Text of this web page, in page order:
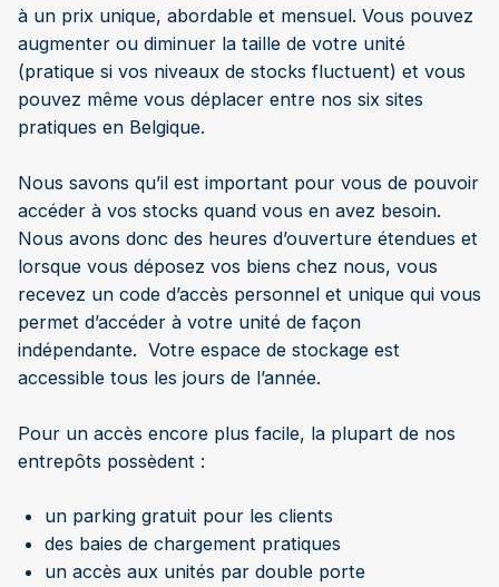
à un prix unique, abordable et mensuel. Vous pouvez
augmenter ou diminuer la taille de votre unité
(pratique si vos niveaux de stocks fluctuent) et vous
pouvez même vous déplacer entre nos six sites
pratiques en Belgique.
Nous savons qu’il est important pour vous de pouvoir
accéder à vos stocks quand vous en avez besoin.
Nous avons donc des heures d’ouverture étendues et
lorsque vous déposez vos biens chez nous, vous
recevez un code d’accès personnel et unique qui vous
permet d’accéder à votre unité de façon
indépendante. Votre espace de stockage est
accessible tous les jours de l’année.
Pour un accès encore plus facile, la plupart de nos
entrepôts possèdent :
un parking gratuit pour les clients
des baies de chargement pratiques
un accès aux unités par double porte